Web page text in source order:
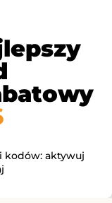
kodów: aktywuj